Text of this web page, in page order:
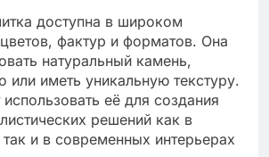
доступна в широком
фактур и форматов. Она
натуральный камень,
или иметь уникальную текстуру.
её для создания
решений как в
так и в современных интерьерах